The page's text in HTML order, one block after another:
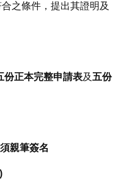
之條件，提出其證明及
份正本完整申請表及 五份
須親筆簽名